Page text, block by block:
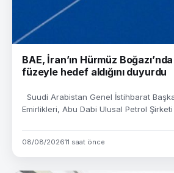
BAE, İran’ın Hürmüz
füzeyle hedef aldığını duyurdu
Suudi Arabistan Genel İstihbarat
Emirlikleri, Abu Dabi Ulusal Petrol Şirketi
08/08/202611 saat önce